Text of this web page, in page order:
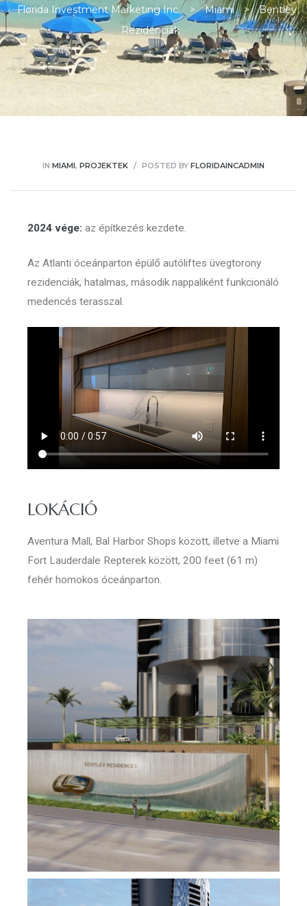
Florida Investment Marketing Inc. > Miami > Bentley
Rezidenciák
IN MIAMI, PROJEKTEK POSTED BY FLORIDAINCADMIN
2024 vége: az építkezés kezdete.
Az Atlanti óceánparton épülő autóliftes üvegtorony
rezidenciák, hatalmas, második nappaliként funkcionáló
medencés terasszal.
LOKÁCIÓ
Aventura Mall, Bal Harbor Shops között, illetve a Miami
Fort Lauderdale Repterek között, 200 feet (61 m)
fehér homokos óceánparton.